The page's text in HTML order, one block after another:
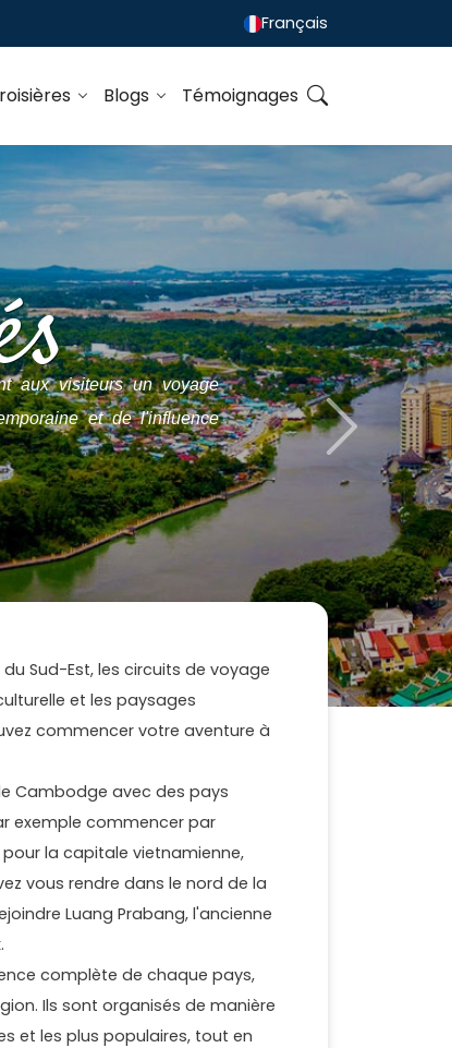
Français
Blogs Témoignages
aux visiteurs un voyage
et de l'influence
Next
Sud-Est, les circuits de voyage
et les paysages
commencer votre aventure à
Cambodge avec des pays
exemple commencer par
la capitale vietnamienne,
vous rendre dans le nord de la
Luang Prabang, l'ancienne
complète de chaque pays,
Ils sont organisés de manière
et les plus populaires, tout en